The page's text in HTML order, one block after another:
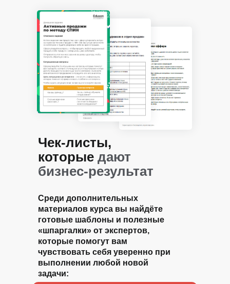
Чек-листы,
которые дают
бизнес-результат
Среди дополнительных
материалов курса вы найдёте
готовые шаблоны и полезные
«шпаргалки» от экспертов,
которые помогут вам
чувствовать себя уверенно при
выполнении любой новой
задачи: